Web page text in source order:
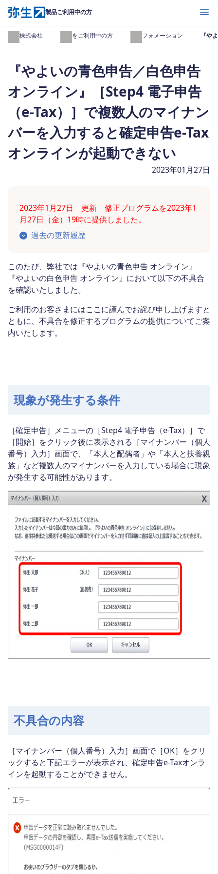
製品ご利用中の方 開く
弥生株式会社 製品をご利用中の方 インフォメーション 『や
『やよいの青色申告／白色申告
オンライン』［Step4 電子申告
（e-Tax）］で複数人のマイナン
バーを入力すると確定申告e-Tax
オンラインが起動できない
2023年01月27日
2023年1月27日 更新 修正プログラムを2023年1
月27日（金）19時に提供しました。
過去の更新履歴
このたび、弊社では『やよいの青色申告 オンライン』
『やよいの白色申告 オンライン』において以下の不具合
を確認いたしました。
ご利用のお客さまにはここに謹んでお詫び申し上げますと
ともに、不具合を修正するプログラムの提供についてご案
内いたします。
現象が発生する条件
［確定申告］メニューの［Step4 電子申告（e-Tax）］で
［開始］をクリック後に表示される［マイナンバー（個人
番号）入力］画面で、「本人と配偶者」や「本人と扶養親
族」など複数人のマイナンバーを入力している場合に現象
が発生する可能性があります。
不具合の内容
［マイナンバー（個人番号）入力］画面で［OK］をクリ
ックすると下記エラーが表示され、確定申告e-Taxオンラ
インを起動することができません。